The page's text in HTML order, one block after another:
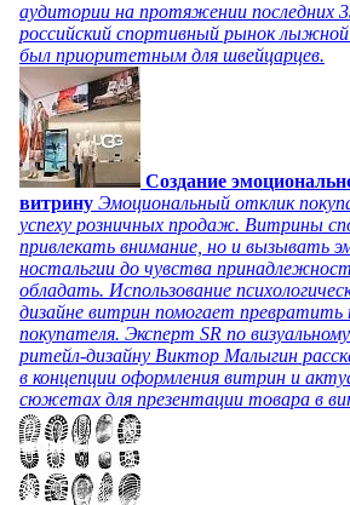
аудитории на протяжении последних
российский спортивный рынок лыжной
был приоритетным для швейцарцев.
Создание
витрину Эмоциональный отклик
успеху розничных продаж. Витрины
привлекать внимание, но и вызывать
ностальгии до чувства
обладать. Использование
дизайне витрин помогает превратить
покупателя. Эксперт SR по
ритейл-дизайну Виктор Малыгин
в концепции оформления витрин и
сюжетах для презентации товара в